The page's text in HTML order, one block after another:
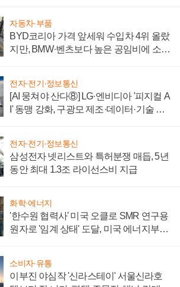
자동차·부품
BYD코리아 가격 앞세워 수입차 4위 올랐
지만, BMW·벤츠보다 높은 공임비에 소비
전자·전기·정보통신
[AI 뭉쳐야 산다⑧] LG·엔비디아 '피지컬 A
I' 동맹 강화, 구광모 제조·데이터·기술 결
전자·전기·정보통신
삼성전자 넷리스트와 특허분쟁 매듭, 5년
동안 최대 1.3조 라이선스비 지급
화학·에너지
'한수원 협력사' 미국 오클로 SMR 연구용
원자로 '임계 상태' 도달, 미국 에너지부
소비자·유통
이부진 야심작 '신라스테이' 서울신라호